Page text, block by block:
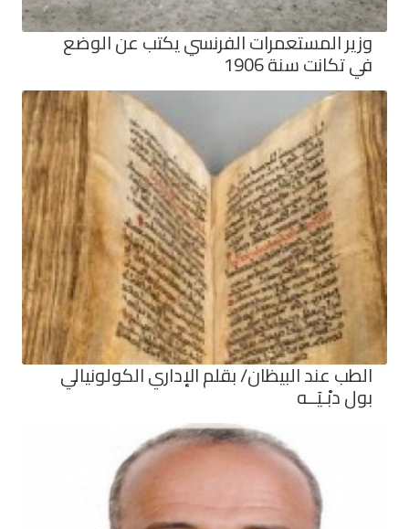
وزير المستعمرات الفرنسي يكتب عن الوضع
في تكانت سنة 1906
الطب عند البيظان/ بقلم الإداري الكولونيالي
بول دبْـيَــه